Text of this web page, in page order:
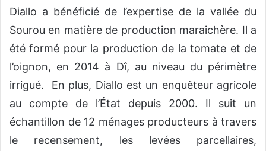
Diallo a bénéficié de l’expertise de la vallée du
Sourou en matière de production maraichère. Il a
été formé pour la production de la tomate et de
l’oignon, en 2014 à Dî, au niveau du périmètre
irrigué. En plus, Diallo est un enquêteur agricole
au compte de l’État depuis 2000. Il suit un
échantillon de 12 ménages producteurs à travers
le recensement, les levées parcellaires,